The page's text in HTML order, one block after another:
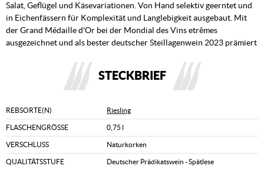
Salat, Geflügel und Käsevariationen. Von Hand selektiv geerntet und
in Eichenfässern für Komplexität und Langlebigkeit ausgebaut. Mit
der Grand Médaille d'Or bei der Mondial des Vins etrêmes
ausgezeichnet und als bester deutscher Steillagenwein 2023 prämiert
STECKBRIEF
REBSORTE(N) Riesling
FLASCHENGRÖSSE 0,75 l
VERSCHLUSS Naturkorken
QUALITÄTSSTUFE Deutscher Prädikatswein - Spätlese